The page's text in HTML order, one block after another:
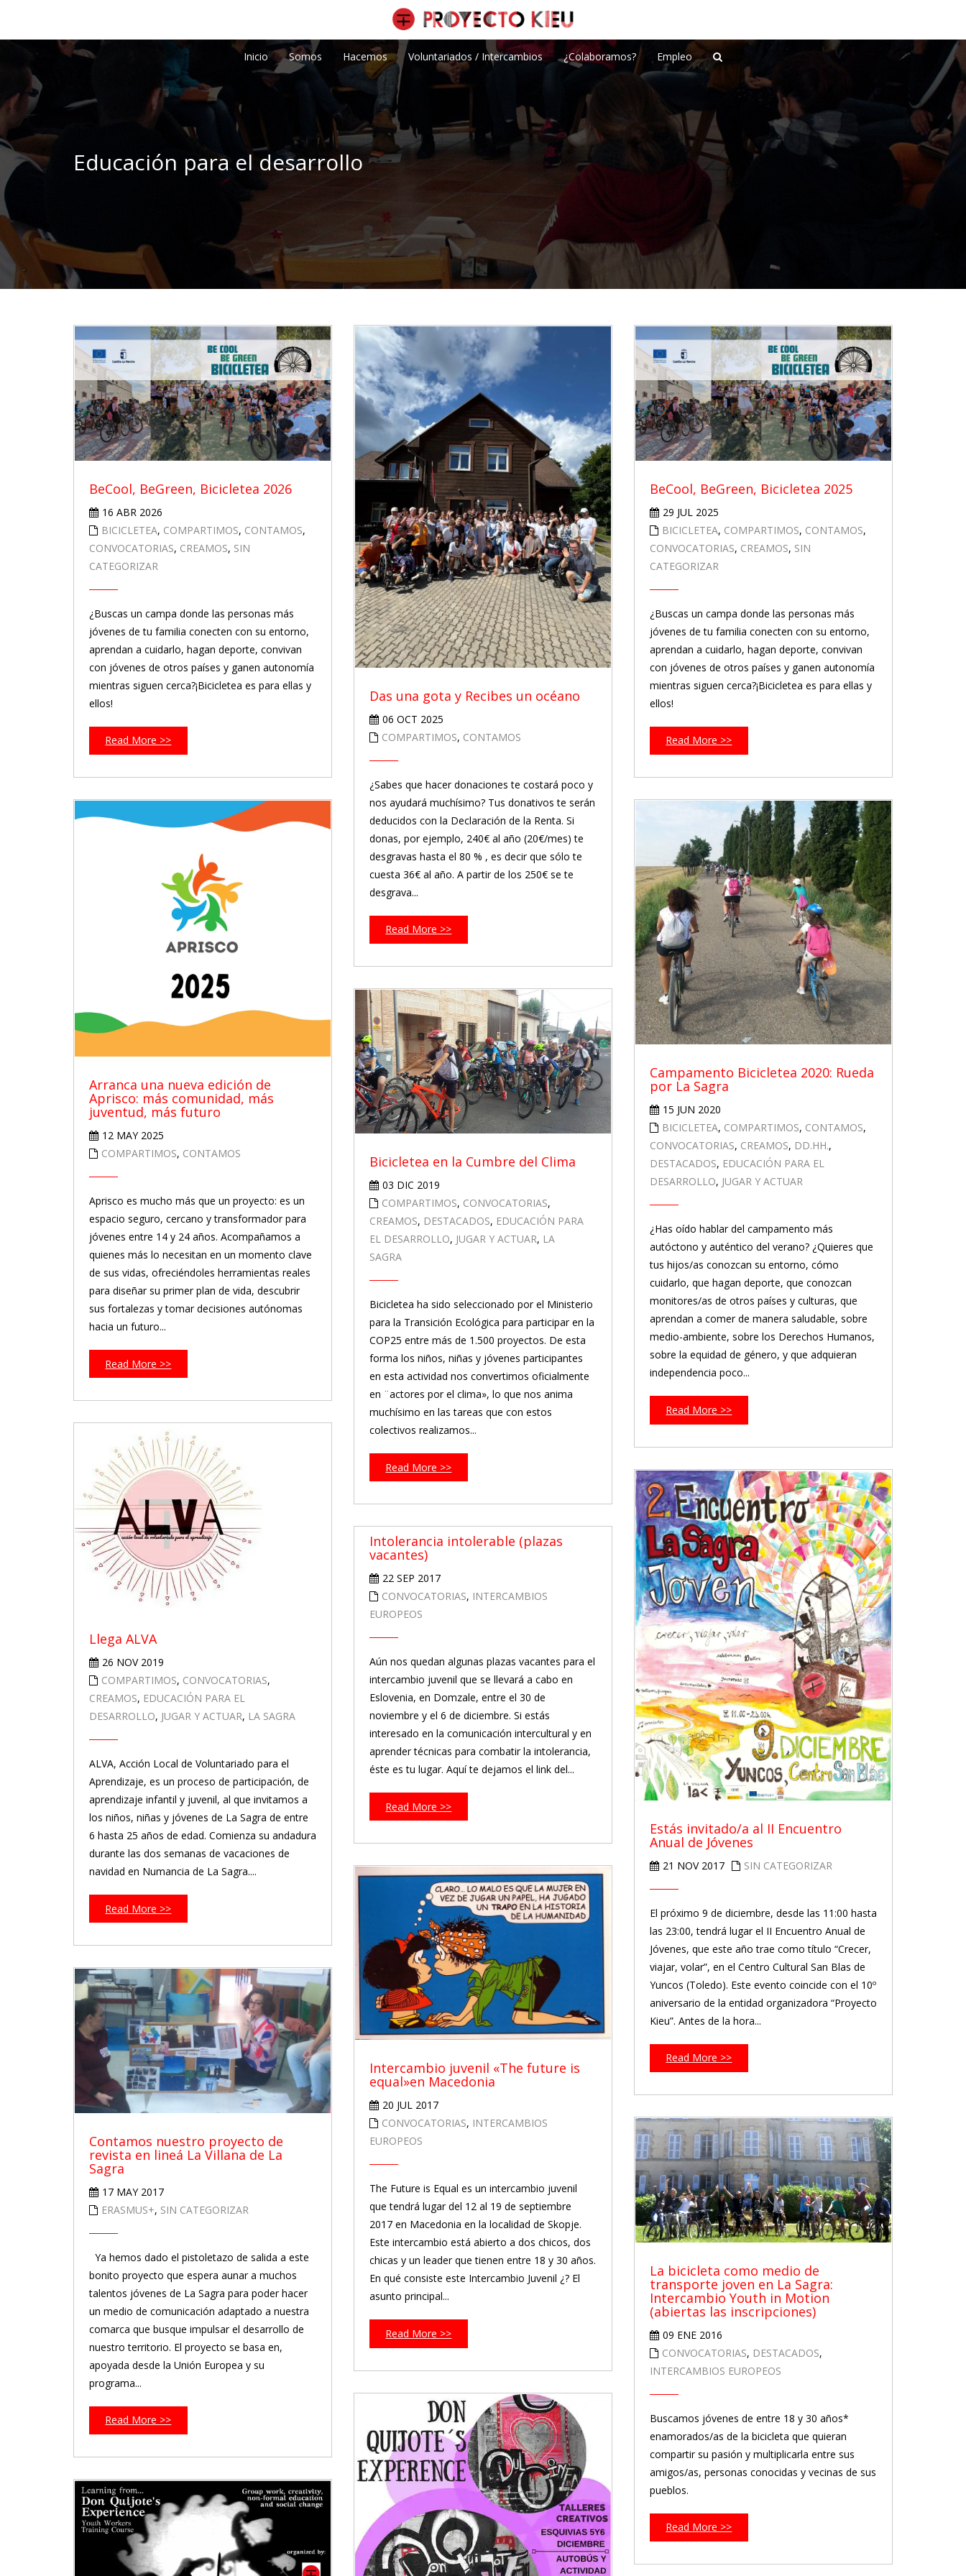
Inicio Somos Hacemos Voluntariados / Intercambios ¿Colaboramos? Empleo
Educación para el desarrollo
BeCool, BeGreen, Bicicletea 2026
16 ABR 2026
BICICLETEA, COMPARTIMOS, CONTAMOS,
CONVOCATORIAS, CREAMOS, SIN
CATEGORIZAR
¿Buscas un campa donde las personas más
jóvenes de tu familia conecten con su entorno,
aprendan a cuidarlo, hagan deporte, convivan
con jóvenes de otros países y ganen autonomía
mientras siguen cerca?¡Bicicletea es para ellas y
ellos!
Read More >>
Das una gota y Recibes un océano
06 OCT 2025
COMPARTIMOS, CONTAMOS
¿Sabes que hacer donaciones te costará poco y
nos ayudará muchísimo? Tus donativos te serán
deducidos con la Declaración de la Renta. Si
donas, por ejemplo, 240€ al año (20€/mes) te
desgravas hasta el 80 % , es decir que sólo te
cuesta 36€ al año. A partir de los 250€ se te
desgrava...
Read More >>
BeCool, BeGreen, Bicicletea 2025
29 JUL 2025
BICICLETEA, COMPARTIMOS, CONTAMOS,
CONVOCATORIAS, CREAMOS, SIN
CATEGORIZAR
¿Buscas un campa donde las personas más
jóvenes de tu familia conecten con su entorno,
aprendan a cuidarlo, hagan deporte, convivan
con jóvenes de otros países y ganen autonomía
mientras siguen cerca?¡Bicicletea es para ellas y
ellos!
Read More >>
Arranca una nueva edición de
Aprisco: más comunidad, más
juventud, más futuro
12 MAY 2025
COMPARTIMOS, CONTAMOS
Aprisco es mucho más que un proyecto: es un
espacio seguro, cercano y transformador para
jóvenes entre 14 y 24 años. Acompañamos a
quienes más lo necesitan en un momento clave
de sus vidas, ofreciéndoles herramientas reales
para diseñar su primer plan de vida, descubrir
sus fortalezas y tomar decisiones autónomas
hacia un futuro...
Read More >>
Campamento Bicicletea 2020: Rueda
por La Sagra
15 JUN 2020
BICICLETEA, COMPARTIMOS, CONTAMOS,
CONVOCATORIAS, CREAMOS, DD.HH.,
DESTACADOS, EDUCACIÓN PARA EL
DESARROLLO, JUGAR Y ACTUAR
¿Has oído hablar del campamento más
autóctono y auténtico del verano? ¿Quieres que
tus hijos/as conozcan su entorno, cómo
cuidarlo, que hagan deporte, que conozcan
monitores/as de otros países y culturas, que
aprendan a comer de manera saludable, sobre
medio-ambiente, sobre los Derechos Humanos,
sobre la equidad de género, y que adquieran
independencia poco...
Read More >>
Bicicletea en la Cumbre del Clima
03 DIC 2019
COMPARTIMOS, CONVOCATORIAS,
CREAMOS, DESTACADOS, EDUCACIÓN PARA
EL DESARROLLO, JUGAR Y ACTUAR, LA
SAGRA
Bicicletea ha sido seleccionado por el Ministerio
para la Transición Ecológica para participar en la
COP25 entre más de 1.500 proyectos. De esta
forma los niños, niñas y jóvenes participantes
en esta actividad nos convertimos oficialmente
en ¨actores por el clima», lo que nos anima
muchísimo en las tareas que con estos
colectivos realizamos...
Read More >>
Llega ALVA
26 NOV 2019
COMPARTIMOS, CONVOCATORIAS,
CREAMOS, EDUCACIÓN PARA EL
DESARROLLO, JUGAR Y ACTUAR, LA SAGRA
ALVA, Acción Local de Voluntariado para el
Aprendizaje, es un proceso de participación, de
aprendizaje infantil y juvenil, al que invitamos a
los niños, niñas y jóvenes de La Sagra de entre
6 hasta 25 años de edad. Comienza su andadura
durante las dos semanas de vacaciones de
navidad en Numancia de La Sagra....
Read More >>
Estás invitado/a al II Encuentro
Anual de Jóvenes
21 NOV 2017 SIN CATEGORIZAR
El próximo 9 de diciembre, desde las 11:00 hasta
las 23:00, tendrá lugar el II Encuentro Anual de
Jóvenes, que este año trae como título “Crecer,
viajar, volar”, en el Centro Cultural San Blas de
Yuncos (Toledo). Este evento coincide con el 10º
aniversario de la entidad organizadora “Proyecto
Kieu”. Antes de la hora...
Read More >>
Intolerancia intolerable (plazas
vacantes)
22 SEP 2017
CONVOCATORIAS, INTERCAMBIOS
EUROPEOS
Aún nos quedan algunas plazas vacantes para el
intercambio juvenil que se llevará a cabo en
Eslovenia, en Domzale, entre el 30 de
noviembre y el 6 de diciembre. Si estás
interesado en la comunicación intercultural y en
aprender técnicas para combatir la intolerancia,
éste es tu lugar. Aquí te dejamos el link del...
Read More >>
Intercambio juvenil «The future is
equal»en Macedonia
20 JUL 2017
CONVOCATORIAS, INTERCAMBIOS
EUROPEOS
The Future is Equal es un intercambio juvenil
que tendrá lugar del 12 al 19 de septiembre
2017 en Macedonia en la localidad de Skopje.
Este intercambio está abierto a dos chicos, dos
chicas y un leader que tienen entre 18 y 30 años.
En qué consiste este Intercambio Juvenil ¿? El
asunto principal...
Read More >>
Contamos nuestro proyecto de
revista en lineá La Villana de La
Sagra
17 MAY 2017
ERASMUS+, SIN CATEGORIZAR
Ya hemos dado el pistoletazo de salida a este
bonito proyecto que espera aunar a muchos
talentos jóvenes de La Sagra para poder hacer
un medio de comunicación adaptado a nuestra
comarca que busque impulsar el desarrollo de
nuestro territorio. El proyecto se basa en,
apoyada desde la Unión Europea y su
programa...
Read More >>
La bicicleta como medio de
transporte joven en La Sagra:
Intercambio Youth in Motion
(abiertas las inscripciones)
09 ENE 2016
CONVOCATORIAS, DESTACADOS,
INTERCAMBIOS EUROPEOS
Buscamos jóvenes de entre 18 y 30 años*
enamorados/as de la bicicleta que quieran
compartir su pasión y multiplicarla entre sus
amigos/as, personas conocidas y vecinas de sus
pueblos.
Read More >>